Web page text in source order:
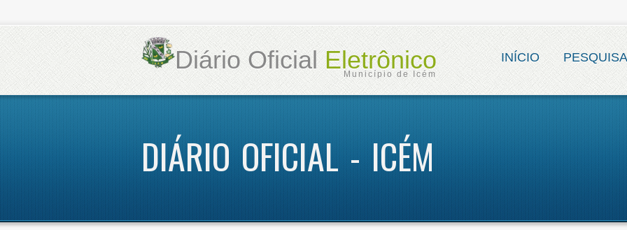
Diário OficialEletrônico
Município de Icém
INÍCIO
DIÁRIO OFICIAL - ICÉM